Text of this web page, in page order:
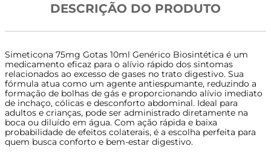
DESCRIÇÃO DO PRODUTO
Simeticona 75mg Gotas 10ml Genérico Biosintética é um
medicamento eficaz para o alívio rápido dos sintomas
relacionados ao excesso de gases no trato digestivo. Sua
fórmula atua como um agente antiespumante, reduzindo a
formação de bolhas de gás e proporcionando alívio imediato
de inchaço, cólicas e desconforto abdominal. Ideal para
adultos e crianças, pode ser administrado diretamente na
boca ou diluído em água. Com ação rápida e baixa
probabilidade de efeitos colaterais, é a escolha perfeita para
quem busca conforto e bem-estar digestivo.